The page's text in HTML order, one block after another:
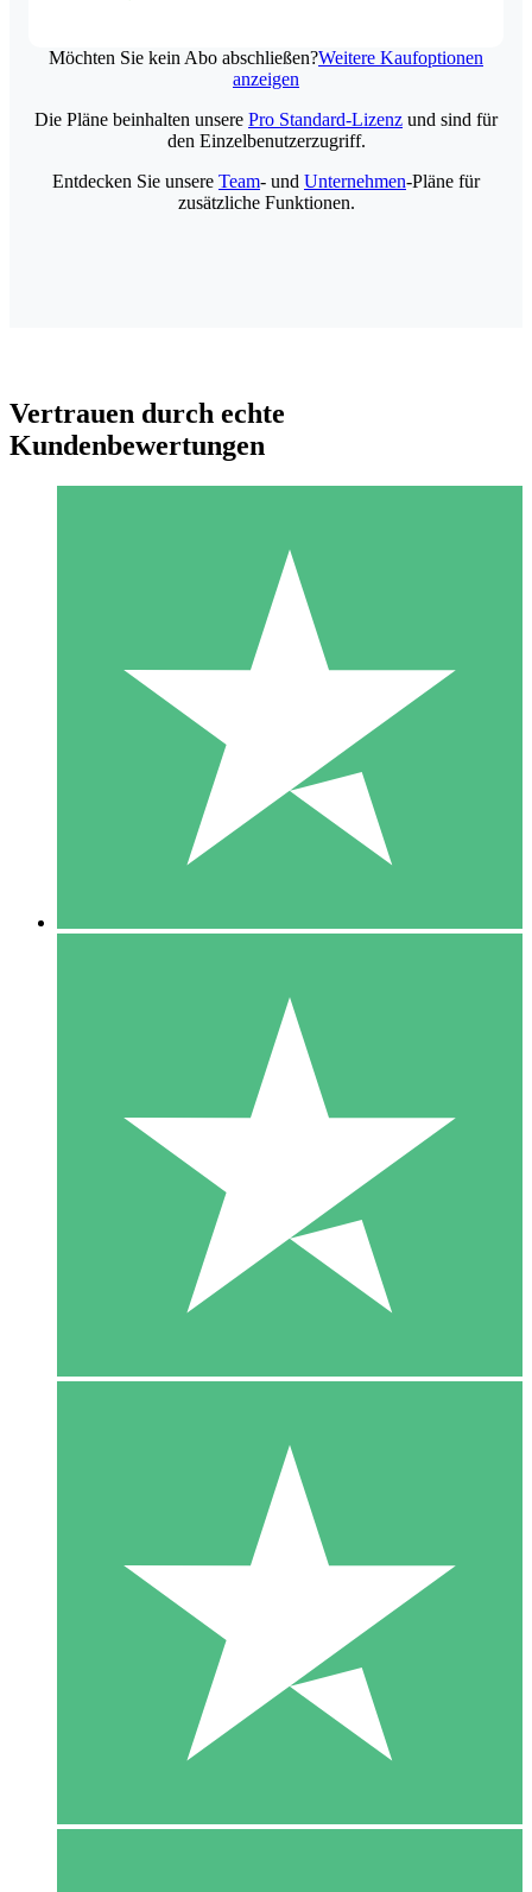
Möchten Sie kein Abo abschließen?Weitere Kaufoptionen
anzeigen
Individuelle Credit-Pakete
Zahlen Sie nach Bedarf mit Download-Credits. Keine
monatliche Verpflichtung erforderlich.
10 00
10 Downloads
20 00
Die Pläne beinhalten unsere Pro Standard-Lizenz und sind für
den Einzelbenutzerzugriff.
Entdecken Sie unsere Team- und Unternehmen-Pläne für
zusätzliche Funktionen.
Vertrauen durch echte
Kundenbewertungen